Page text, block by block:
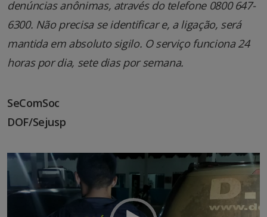
denúncias anônimas, através do telefone 0800 647-
6300. Não precisa se identificar e, a ligação, será
mantida em absoluto sigilo. O serviço funciona 24
horas por dia, sete dias por semana.
SeComSoc
DOF/Sejusp
Tocador
de
vídeo